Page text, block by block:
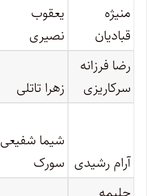
منیژه
قبادیان
یعقوب
نصیری
رضا فرزانه
سرکاریزی
زهرا تاتلی
آرام رشیدی
شیما شفیعی
سورک